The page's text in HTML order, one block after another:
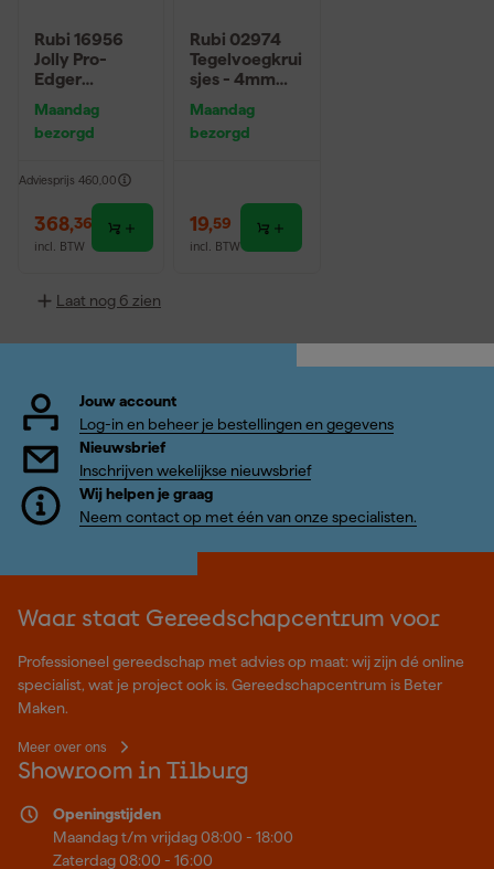
Rubi 16956
Jolly Pro-
Edger
in tas
Maandag
bezorgd
Adviesprijs 460,00
368,36
incl. BTW
Rubi 02974
Tegelvoegkrui
sjes - 4mm
Maandag
bezorgd
19,59
incl. BTW
Laat nog 6 zien
Jouw account
Log-in en beheer je bestellingen en gegevens
Nieuwsbrief
Inschrijven wekelijkse nieuwsbrief
Wij helpen je graag
Neem contact op met één van onze specialisten.
Waar staat Gereedschapcentrum voor
Professioneel gereedschap met advies op maat: wij zijn dé online
specialist, wat je project ook is. Gereedschapcentrum is Beter
Maken.
Meer over ons
Showroom in Tilburg
Openingstijden
Maandag t/m vrijdag 08:00 - 18:00
Zaterdag 08:00 - 16:00